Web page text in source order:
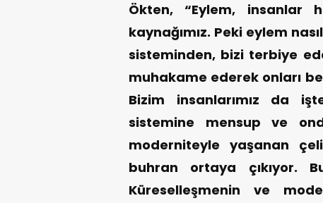
Ökten, “Eylem, insanlar
kaynağımız. Peki eylem
sisteminden, bizi terbiye
muhakame ederek onları
Bizim insanlarımız da
sistemine mensup ve
moderniteyle yaşanan
buhran ortaya çıkıyor.
Küreselleşmenin ve